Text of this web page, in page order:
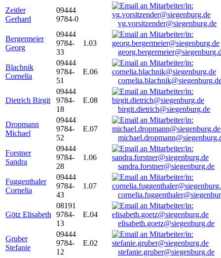
Zeitler
Gerhard
09444
9784-0
vg.vorsitzender@siegenburg.de
Bergermeier
Georg
09444
9784-
33
1.03
Blachnik
Cornelia
09444
9784-
51
E.06
Dietrich Birgit
09444
9784-
18
E.08
birgit.dietrich@siegenburg.de
Dropmann
Michael
09444
9784-
52
E.07
Forstner
Sandra
09444
9784-
28
1.06
sandra.forstner@siegenburg.de
Fuggenthaler
Cornelia
09444
9784-
43
1.07
Götz Elisabeth
08191
9784-
13
E.04
elisabeth.goetz@siegenburg.de
Gruber
Stefanie
09444
9784-
12
E.02
stefanie.gruber@siegenburg.de